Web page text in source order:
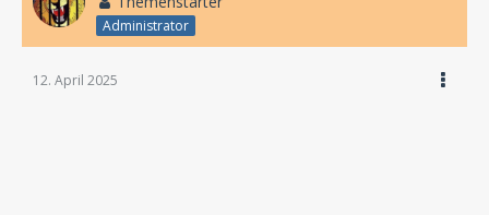
Administrator
12. April 2025